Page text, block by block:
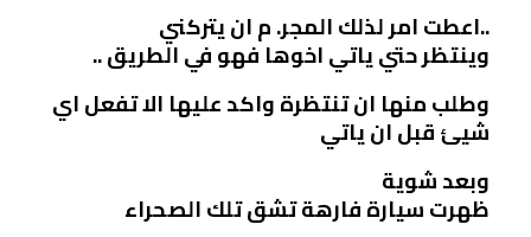
..اعطت امر لذلك المجر. م ان يتركني
وينتظر حتي ياتي اخوها فهو في الطريق ..
وطلب منها ان تنتظرة واكد عليها الا تفعل اي
شيئ قبل ان ياتي
وبعد شوية
ظهرت سيارة فارهة تشق تلك الصحراء